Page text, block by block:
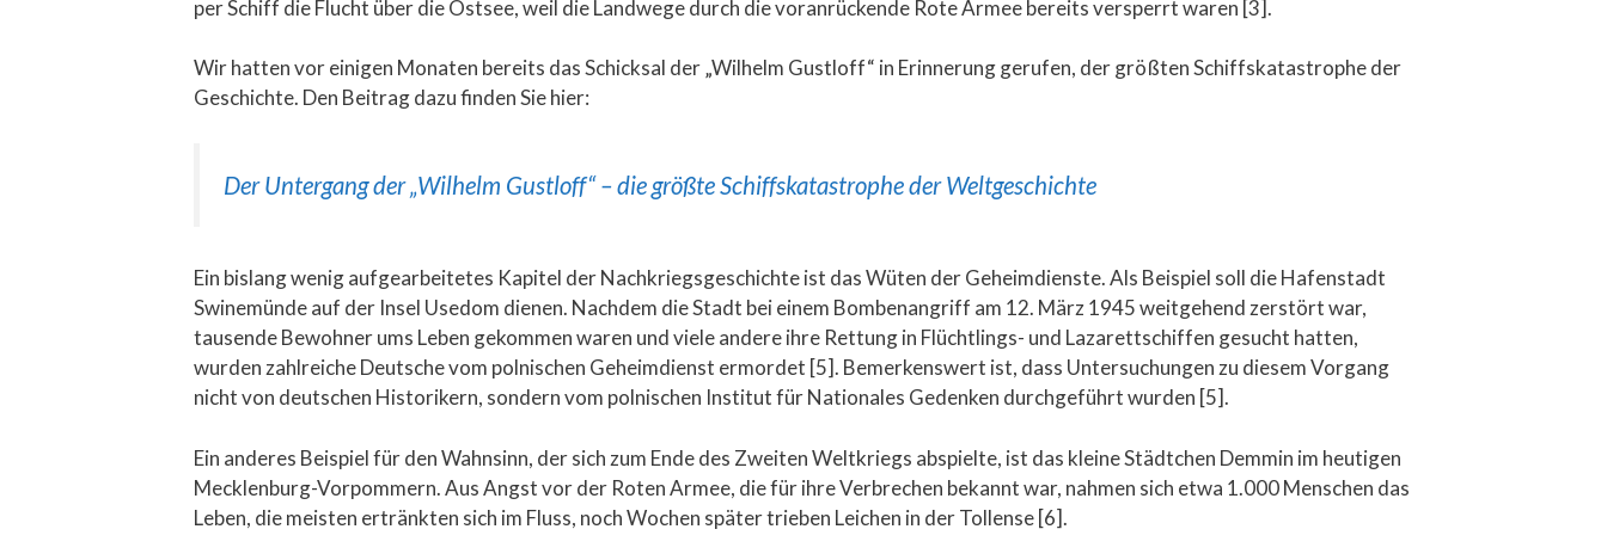
per Schiff die Flucht über die Ostsee, weil die Landwege durch die voranrückende Rote Armee bereits versperrt waren [3].
Wir hatten vor einigen Monaten bereits das Schicksal der „Wilhelm Gustloff“ in Erinnerung gerufen, der größten Schiffskatastrophe der
Geschichte. Den Beitrag dazu finden Sie hier:
Der Untergang der „Wilhelm Gustloff“ – die größte Schiffskatastrophe der Weltgeschichte
Ein bislang wenig aufgearbeitetes Kapitel der Nachkriegsgeschichte ist das Wüten der Geheimdienste. Als Beispiel soll die Hafenstadt
Swinemünde auf der Insel Usedom dienen. Nachdem die Stadt bei einem Bombenangriff am 12. März 1945 weitgehend zerstört war,
tausende Bewohner ums Leben gekommen waren und viele andere ihre Rettung in Flüchtlings- und Lazarettschiffen gesucht hatten,
wurden zahlreiche Deutsche vom polnischen Geheimdienst ermordet [5]. Bemerkenswert ist, dass Untersuchungen zu diesem Vorgang
nicht von deutschen Historikern, sondern vom polnischen Institut für Nationales Gedenken durchgeführt wurden [5].
Ein anderes Beispiel für den Wahnsinn, der sich zum Ende des Zweiten Weltkriegs abspielte, ist das kleine Städtchen Demmin im heutigen
Mecklenburg-Vorpommern. Aus Angst vor der Roten Armee, die für ihre Verbrechen bekannt war, nahmen sich etwa 1.000 Menschen das
Leben, die meisten ertränkten sich im Fluss, noch Wochen später trieben Leichen in der Tollense [6].